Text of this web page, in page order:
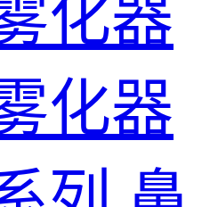
化器
化器